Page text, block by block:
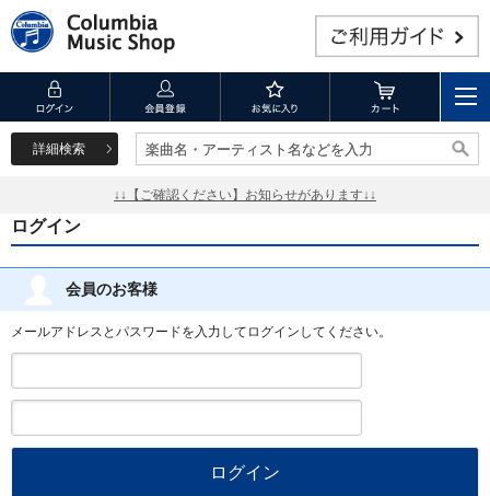
詳細検索 楽曲名・アーティスト名などを入力
楽曲名・アーティスト名などを入力
↓↓【ご確認ください】お知らせがあります↓↓
ログイン
会員のお客様
メールアドレスとパスワードを入力してログインしてください。